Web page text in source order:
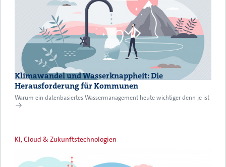
Klimawandel und Wasserknappheit: Die
Herausforderung für Kommunen
Warum ein datenbasiertes Wassermanagement heute wichtiger denn je ist
KI, Cloud & Zukunftstechnologien